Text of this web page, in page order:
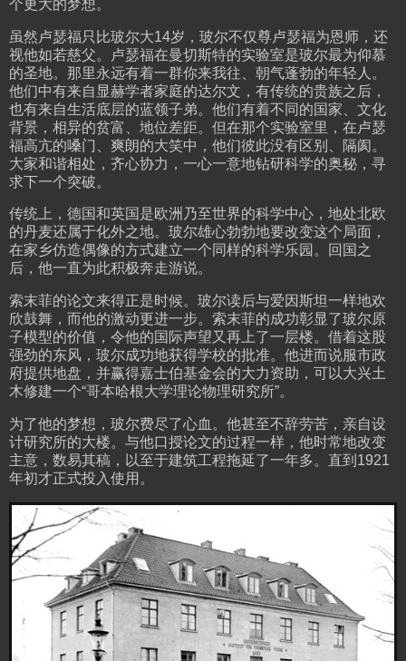
个更大的梦想。
虽然卢瑟福只比玻尔大14岁，玻尔不仅尊卢瑟福为恩师，还
视他如若慈父。卢瑟福在曼切斯特的实验室是玻尔最为仰慕
的圣地。那里永远有着一群你来我往、朝气蓬勃的年轻人。
他们中有来自显赫学者家庭的达尔文，有传统的贵族之后，
也有来自生活底层的蓝领子弟。他们有着不同的国家、文化
背景，相异的贫富、地位差距。但在那个实验室里，在卢瑟
福高亢的嗓门、爽朗的大笑中，他们彼此没有区别、隔阂。
大家和谐相处，齐心协力，一心一意地钻研科学的奥秘，寻
求下一个突破。
传统上，德国和英国是欧洲乃至世界的科学中心，地处北欧
的丹麦还属于化外之地。玻尔雄心勃勃地要改变这个局面，
在家乡仿造偶像的方式建立一个同样的科学乐园。回国之
后，他一直为此积极奔走游说。
索末菲的论文来得正是时候。玻尔读后与爱因斯坦一样地欢
欣鼓舞，而他的激动更进一步。索末菲的成功彰显了玻尔原
子模型的价值，令他的国际声望又再上了一层楼。借着这股
强劲的东风，玻尔成功地获得学校的批准。他进而说服市政
府提供地盘，并赢得嘉士伯基金会的大力资助，可以大兴土
木修建一个“哥本哈根大学理论物理研究所”。
为了他的梦想，玻尔费尽了心血。他甚至不辞劳苦，亲自设
计研究所的大楼。与他口授论文的过程一样，他时常地改变
主意，数易其稿，以至于建筑工程拖延了一年多。直到1921
年初才正式投入使用。